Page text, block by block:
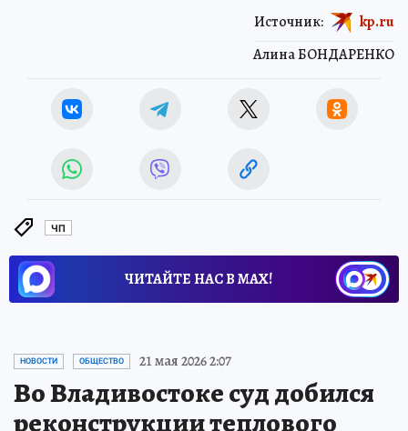
Алина БОНДАРЕНКО
Источник: kp.ru
ЧП
ЧИТАЙТЕ НАС В МАХ!
НОВОСТИ ОБЩЕСТВО 21 мая 2026 2:07
Во Владивостоке суд добился
реконструкции теплового